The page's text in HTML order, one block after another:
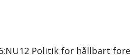
Politik för hållbart